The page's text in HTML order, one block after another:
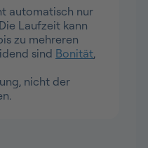
automatisch nur
Laufzeit kann
zu mehreren
sind Bonität,
nicht der